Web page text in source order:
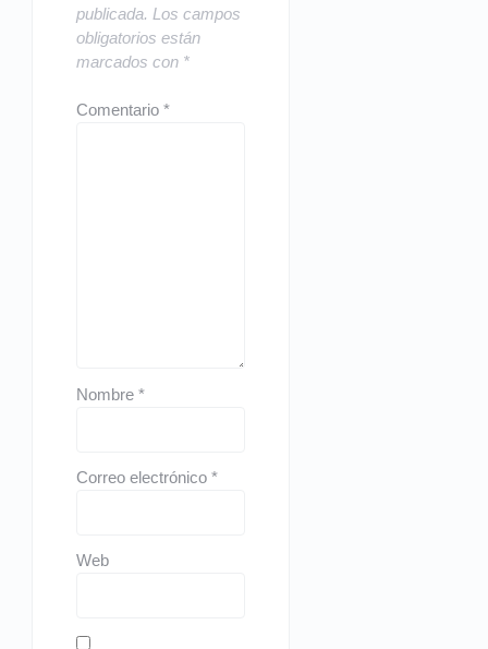
publicada. Los campos
obligatorios están
marcados con *
Comentario*
Nombre*
Correo electrónico*
Web